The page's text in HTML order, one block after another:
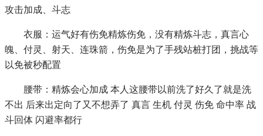
攻击加成、斗志
衣服：运气好有伤免精炼伤免，没有精炼斗志，真言心
魄、付灵、射天、连珠箭，伤免是为了手残站桩打团，挑战等
以免被秒配置
腰带：精炼会心加成 本人这腰带以前洗了好久了就是洗
不出 后来出定向了又不想弄了 真言 生机 付灵 伤免 命中率 战
斗回体 闪避率都行